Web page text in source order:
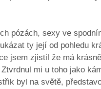
pózách, sexy ve
ty její od pohledu
jsem zjistil že má
mi u toho jako
byl na světě,